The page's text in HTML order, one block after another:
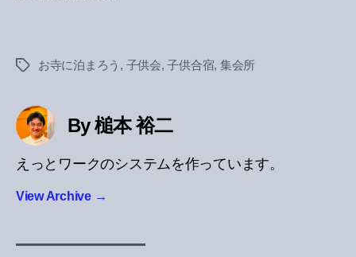
Tags お寺に泊まろう , 子供会,子供合宿, 集会所
By 槌本 裕二
えっとワークのシステムを作っています。
View Archive →